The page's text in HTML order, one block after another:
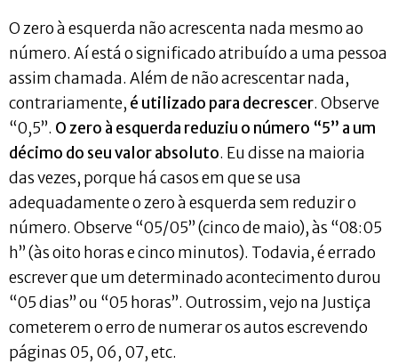
O zero à esquerda não acrescenta nada mesmo ao
número. Aí está o significado atribuído a uma pessoa
assim chamada. Além de não acrescentar nada,
contrariamente, é utilizado para decrescer. Observe
“0,5”. O zero à esquerda reduziu o número “5” a um
décimo do seu valor absoluto. Eu disse na maioria
das vezes, porque há casos em que se usa
adequadamente o zero à esquerda sem reduzir o
número. Observe “05/05” (cinco de maio), às “08:05
h” (às oito horas e cinco minutos). Todavia, é errado
escrever que um determinado acontecimento durou
“05 dias” ou “05 horas”. Outrossim, vejo na Justiça
cometerem o erro de numerar os autos escrevendo
páginas 05, 06, 07, etc.